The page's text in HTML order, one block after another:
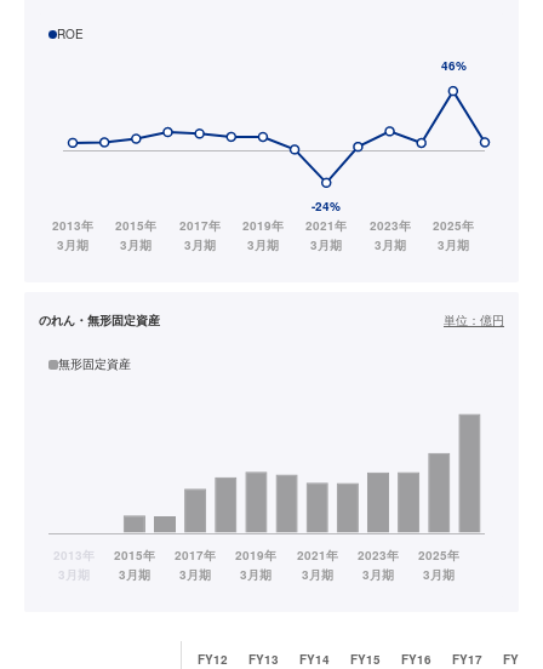
ROE
のれん・無形固定資産 単位： 億円
無形固定資産
FY12 FY13 FY14 FY15 FY16 FY17 FY18